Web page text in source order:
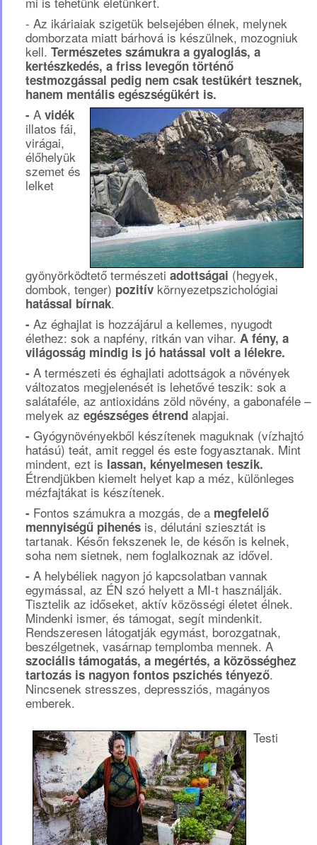
- Az ikáriaiak szigetük belsejében élnek, melynek
domborzata miatt bárhová is készülnek, mozogniuk
kell. Természetes számukra a gyaloglás, a
kertészkedés, a friss levegőn történő
testmozgással pedig nem csak testükért tesznek,
hanem mentális egészségükért is.
- A vidék
illatos fái,
virágai,
élőhelyük
szemet és
lelket
gyönyörködtető természeti adottságai (hegyek,
dombok, tenger) pozitív környezetpszichológiai
hatással bírnak.
- Az éghajlat is hozzájárul a kellemes, nyugodt
élethez: sok a napfény, ritkán van vihar.A fény, a
világosság mindig is jó hatással volt a lélekre.
- A természeti és éghajlati adottságok a növények
változatos megjelenését is lehetővé teszik: sok a
salátaféle, az antioxidáns zöld növény, a gabonaféle –
melyek az egészséges étrend alapjai.
- Gyógynövényekből készítenek maguknak (vízhajtó
hatású) teát, amit reggel és este fogyasztanak. Mint
mindent, ezt is lassan, kényelmesen teszik.
Étrendjükben kiemelt helyet kap a méz, különleges
mézfajtákat is készítenek.
- Fontos számukra a mozgás, de a megfelelő
mennyiségű pihenés is, délutáni sziesztát is
tartanak. Későn fekszenek le, de későn is kelnek,
soha nem sietnek, nem foglalkoznak az idővel.
- A helybéliek nagyon jó kapcsolatban vannak
egymással, az ÉN szó helyett a MI-t használják.
Tisztelik az időseket, aktív közösségi életet élnek.
Mindenki ismer, és támogat, segít mindenkit.
Rendszeresen látogatják egymást, borozgatnak,
beszélgetnek, vasárnap templomba mennek. A
szociális támogatás, a megértés, a közösséghez
tartozás is nagyon fontos pszichés tényező.
Nincsenek stresszes, depressziós, magányos
emberek.
Testi